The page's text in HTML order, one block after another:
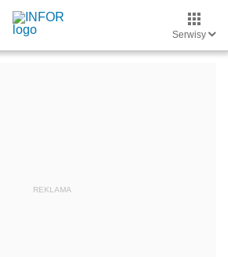
Serwisy